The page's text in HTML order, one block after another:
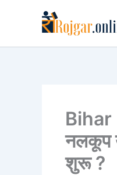
Bihar
नलकूप
शुरू ?